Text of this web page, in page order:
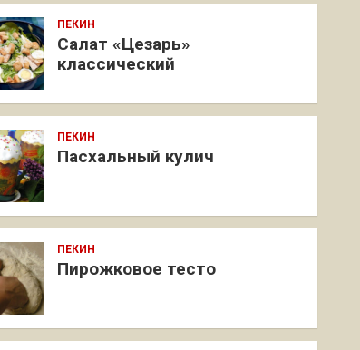
ПЕКИН
Салат «Цезарь»
классический
ПЕКИН
Пасхальный кулич
ПЕКИН
Пирожковое тесто